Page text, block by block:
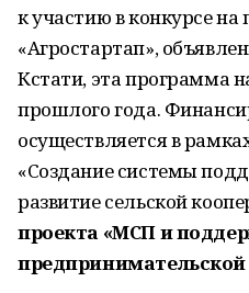
к участию в конкурсе на
«Агростартап»,
Кстати, эта программа
прошлого года.
осуществляется в
«Создание системы
развитие сельской
проекта «МСП и